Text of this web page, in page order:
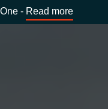
- Read more